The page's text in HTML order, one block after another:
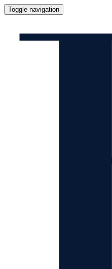
Toggle navigation